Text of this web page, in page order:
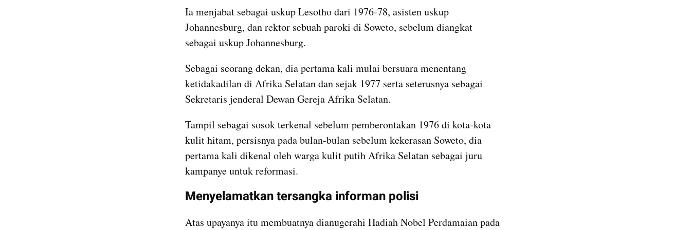
Ia menjabat sebagai uskup Lesotho dari 1976-78, asisten uskup
Johannesburg, dan rektor sebuah paroki di Soweto, sebelum diangkat
sebagai uskup Johannesburg.
Sebagai seorang dekan, dia pertama kali mulai bersuara menentang
ketidakadilan di Afrika Selatan dan sejak 1977 serta seterusnya sebagai
Sekretaris jenderal Dewan Gereja Afrika Selatan.
Tampil sebagai sosok terkenal sebelum pemberontakan 1976 di kota-kota
kulit hitam, persisnya pada bulan-bulan sebelum kekerasan Soweto, dia
pertama kali dikenal oleh warga kulit putih Afrika Selatan sebagai juru
kampanye untuk reformasi.
Menyelamatkan tersangka informan polisi
Atas upayanya itu membuatnya dianugerahi Hadiah Nobel Perdamaian pada